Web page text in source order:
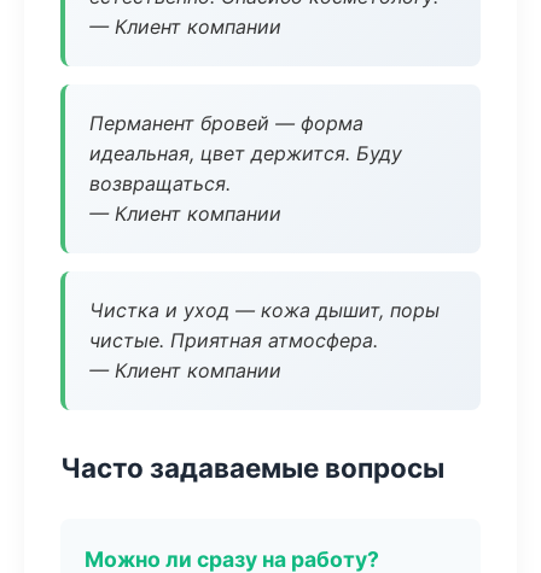
— Клиент компании
Перманент бровей — форма
идеальная, цвет держится. Буду
возвращаться.
— Клиент компании
Чистка и уход — кожа дышит, поры
чистые. Приятная атмосфера.
— Клиент компании
Часто задаваемые вопросы
Можно ли сразу на работу?